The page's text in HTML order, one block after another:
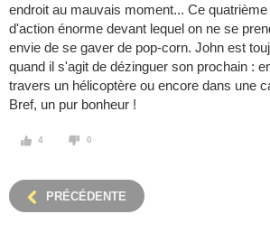
endroit au mauvais moment... Ce
d'action énorme devant lequel on ne se
envie de se gaver de pop-corn. John est
quand il s'agit de dézinguer son prochain :
travers un hélicoptère ou encore dans une
Bref, un pur bonheur !
4 0
PRÉCÉDENTE